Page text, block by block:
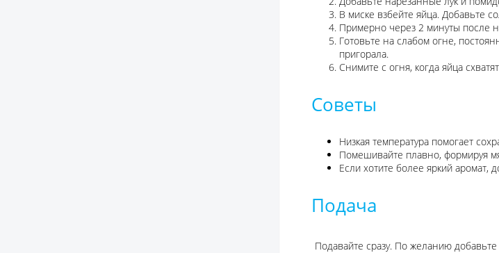
В миске взбейте яйца. Добавьте
Примерно через 2 минуты после
Готовьте на слабом огне,
пригорала.
Снимите с огня, когда яйца
Советы
Низкая температура помогает
Помешивайте плавно, формируя
Если хотите более яркий аромат,
Подача
Подавайте сразу. По желанию